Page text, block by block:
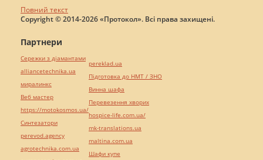
Повний текст
Copyright © 2014-2026 «Протокол». Всі права захищені.
Партнери
Сережки з діамантами
alliancetechnika.ua
миралинкс
Веб мастер
https://motokosmos.ua/
Синтезатори
perevod.agency
agrotechnika.com.ua
pereklad.ua
Підготовка до НМТ / ЗНО
Винна шафа
Перевезення хворих
hospice-life.com.ua/
mk-translations.ua
maltina.com.ua
Шафи купе